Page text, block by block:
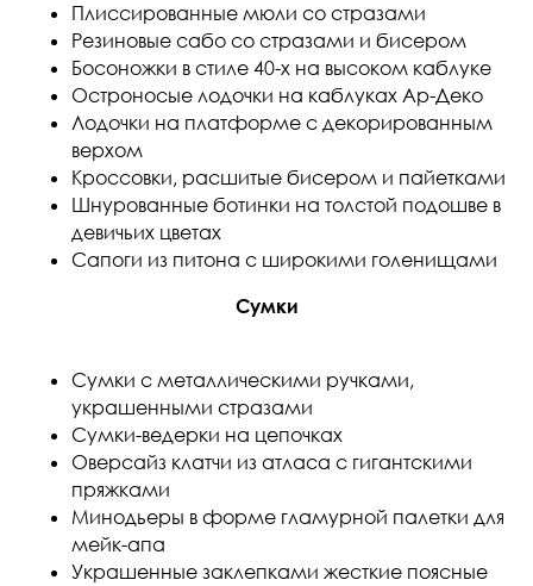
Плиссированные мюли со стразами
Резиновые сабо со стразами и бисером
Босоножки в стиле 40-х на высоком каблуке
Остроносые лодочки на каблуках Ар-Деко
Лодочки на платформе с декорированным
верхом
Кроссовки, расшитые бисером и пайетками
Шнурованные ботинки на толстой подошве в
девичьих цветах
Сапоги из питона с широкими голенищами
Сумки
Сумки с металлическими ручками,
украшенными стразами
Сумки-ведерки на цепочках
Оверсайз клатчи из атласа с гигантскими
пряжками
Минодьеры в форме гламурной палетки для
мейк-апа
Украшенные заклепками жесткие поясные